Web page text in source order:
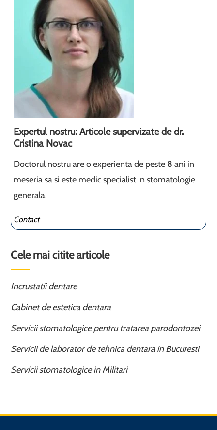
Expertul nostru: Articole supervizate de dr.
Cristina Novac
Doctorul nostru are o experienta de peste 8 ani in
meseria sa si este medic specialist in stomatologie
generala.
Contact
Cele mai citite articole
Incrustatii dentare
Cabinet de estetica dentara
Servicii stomatologice pentru tratarea parodontozei
Servicii de laborator de tehnica dentara in Bucuresti
Servicii stomatologice in Militari